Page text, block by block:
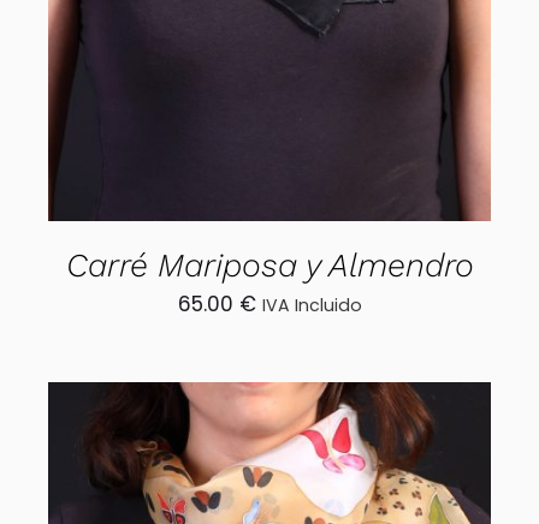
Carré Mariposa y Almendro
65.00 € IVA Incluido